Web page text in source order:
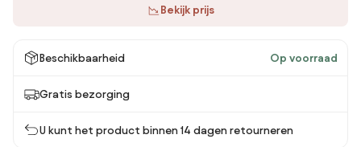
Bekijk prijs
Beschikbaarheid Op voorraad
Gratis bezorging
U kunt het product binnen 14 dagen retourneren